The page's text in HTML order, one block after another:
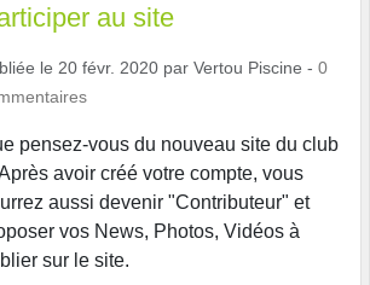
au site
le 20 févr. 2020 par Vertou Piscine - 0
pensez-vous du nouveau site du club
avoir créé votre compte, vous
aussi devenir "Contributeur" et
vos News, Photos, Vidéos à
sur le site.